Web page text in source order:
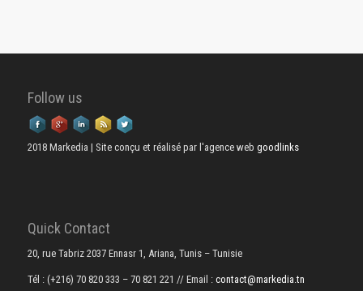
Follow us
2018 Markedia | Site conçu et réalisé par l'agence web goodlinks
Quick Contact
20, rue Tabriz 2037 Ennasr 1, Ariana, Tunis – Tunisie
Tél : (+216) 70 820 333 – 70 821 221 // Email : contact@markedia.tn